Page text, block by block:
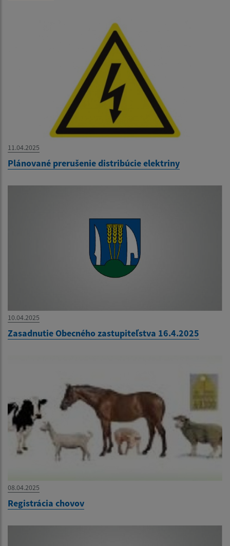
11.04.2025
Plánované prerušenie distribúcie elektriny
10.04.2025
Zasadnutie Obecného zastupiteľstva 16.4.2025
08.04.2025
Registrácia chovov